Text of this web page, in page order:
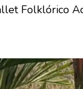
Folklórico